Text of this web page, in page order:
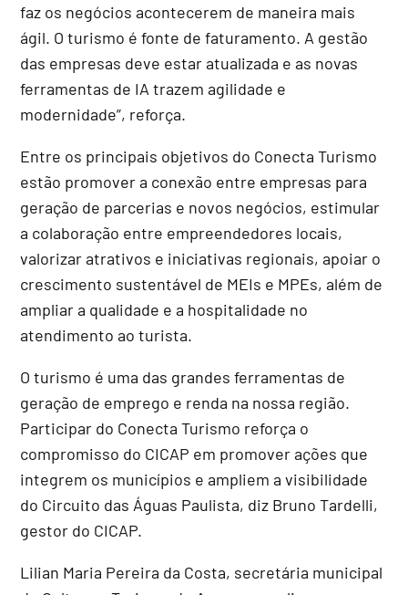
faz os negócios acontecerem de maneira mais
ágil. O turismo é fonte de faturamento. A gestão
das empresas deve estar atualizada e as novas
ferramentas de IA trazem agilidade e
modernidade”, reforça.
Entre os principais objetivos do Conecta Turismo
estão promover a conexão entre empresas para
geração de parcerias e novos negócios, estimular
a colaboração entre empreendedores locais,
valorizar atrativos e iniciativas regionais, apoiar o
crescimento sustentável de MEIs e MPEs, além de
ampliar a qualidade e a hospitalidade no
atendimento ao turista.
O turismo é uma das grandes ferramentas de
geração de emprego e renda na nossa região.
Participar do Conecta Turismo reforça o
compromisso do CICAP em promover ações que
integrem os municípios e ampliem a visibilidade
do Circuito das Águas Paulista, diz Bruno Tardelli,
gestor do CICAP.
Lilian Maria Pereira da Costa, secretária municipal